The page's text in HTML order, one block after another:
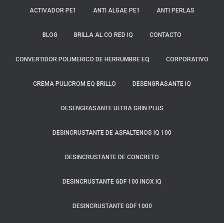
ACTIVADOR PE1 ANTI ALGAE PE1 ANTI PERLAS
BLOG BRILLA AL CO RED IQ CONTACTO
CONVERTIDOR POLIMERICO DE HERRUMBRE EQ CORPORATIVO
CREMA PULICROM EQ BRILLO DESENGRASANTE IQ
DESENGRASANTE ULTRA GRIN PLUS
DESINCRUSTANTE DE ASFALTENOS IQ 100
DESINCRUSTANTE DE CONCRETO
DESINCRUSTANTE GDF 100 INOX IQ
DESINCRUSTANTE GDF 1000